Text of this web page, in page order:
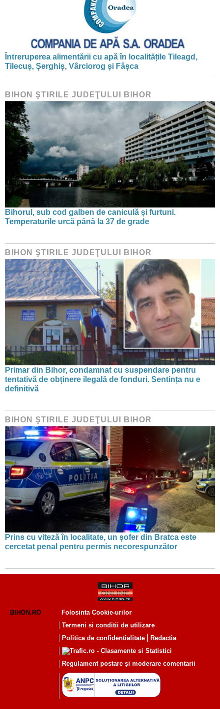
Întreruperea alimentării cu apă în localitățile Tileagd,
Tilecuș, Șerghiș, Vârciorog și Fâșca
BIHON ŞTIRILE JUDEŢULUI BIHOR
Bihorul, sub cod galben de caniculă și furtuni.
Temperaturile urcă până la 37 de grade
BIHON ŞTIRILE JUDEŢULUI BIHOR
Primar din Bihor, condamnat cu suspendare pentru
tentativă de obținere ilegală de fonduri. Sentința nu e
definitivă
BIHON ŞTIRILE JUDEŢULUI BIHOR
Prins cu viteză în localitate, un șofer din Bratca este
cercetat penal pentru permis necorespunzător
BIHON.RO
Folosinta Cookie-urilor
Termeni si conditii de utilizare
Politica de confidentialitate
Redactia
Regulament postare și moderare comentarii